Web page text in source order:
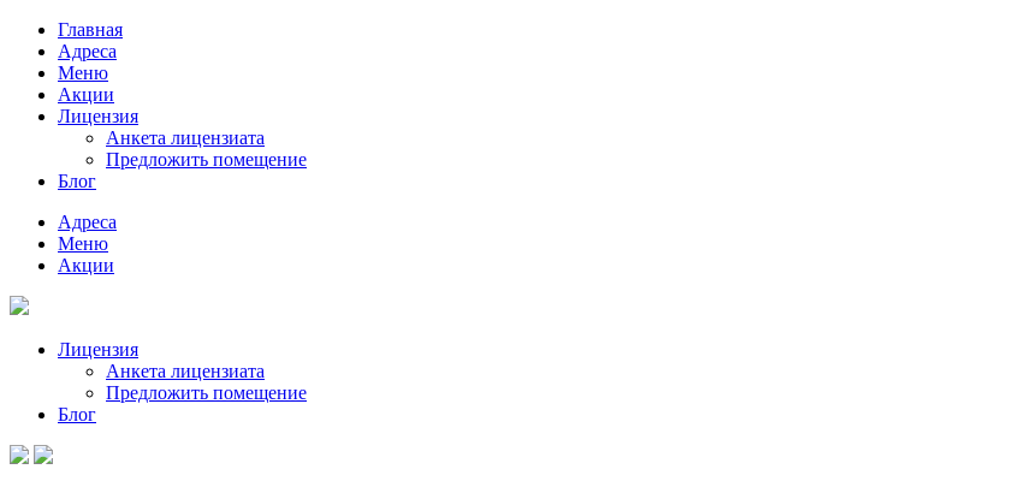
Главная
Адреса
Меню
Акции
Лицензия
Анкета лицензиата
Предложить помещение
Блог
Адреса
Меню
Акции
Лицензия
Анкета лицензиата
Предложить помещение
Блог